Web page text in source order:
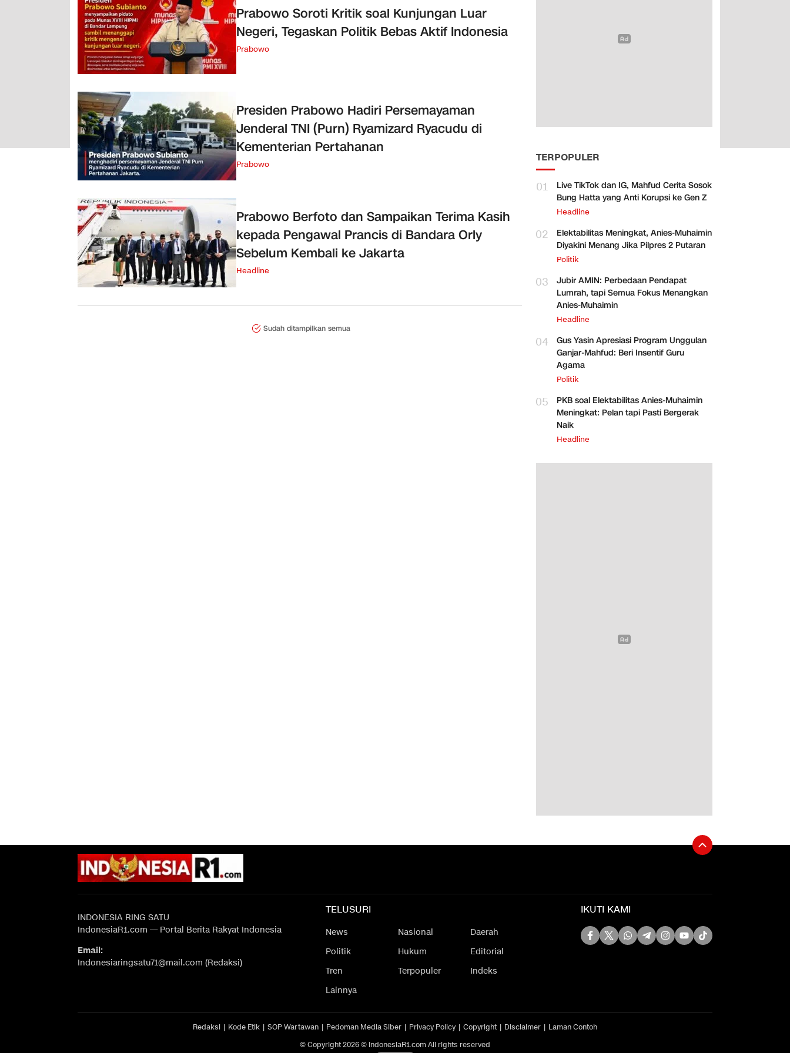
Prabowo Soroti Kritik soal Kunjungan Luar
Negeri, Tegaskan Politik Bebas Aktif Indonesia
Prabowo
Presiden Prabowo Hadiri Persemayaman
Jenderal TNI (Purn) Ryamizard Ryacudu di
Kementerian Pertahanan
Prabowo
Prabowo Berfoto dan Sampaikan Terima Kasih
kepada Pengawal Prancis di Bandara Orly
Sebelum Kembali ke Jakarta
Headline
Sudah ditampilkan semua
TERPOPULER
01
Live TikTok dan IG, Mahfud Cerita Sosok
Bung Hatta yang Anti Korupsi ke Gen Z
Headline
02
Elektabilitas Meningkat, Anies-Muhaimin
Diyakini Menang Jika Pilpres 2 Putaran
Politik
03
Jubir AMIN: Perbedaan Pendapat
Lumrah, tapi Semua Fokus Menangkan
Anies-Muhaimin
Headline
04
Gus Yasin Apresiasi Program Unggulan
Ganjar-Mahfud: Beri Insentif Guru
Agama
Politik
05
PKB soal Elektabilitas Anies-Muhaimin
Meningkat: Pelan tapi Pasti Bergerak
Naik
Headline
INDONESIA RING SATU
IndonesiaR1.com — Portal Berita Rakyat Indonesia
Email:
Indonesiaringsatu71@mail.com (Redaksi)
TELUSURI
News Nasional
Daerah
Politik
Hukum
Editorial
Tren
Terpopuler
Indeks
Lainnya
IKUTI KAMI
Redaksi Kode Etik SOP Wartawan Pedoman Media Siber Privacy Policy Copyright Disclaimer
Laman Contoh
© Copyright 2026 © IndonesiaR1.com All rights reserved